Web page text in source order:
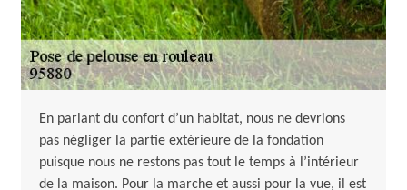
En parlant du confort d’un habitat, nous ne devrions
pas négliger la partie extérieure de la fondation
puisque nous ne restons pas tout le temps à l’intérieur
de la maison. Pour la marche et aussi pour la vue, il est